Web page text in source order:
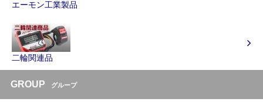
エーモン工業製品
二輪関連品
GROUP グループ